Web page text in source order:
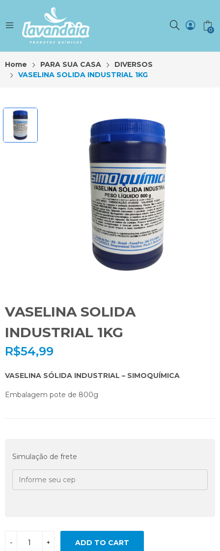
0
Home PARA SUA CASA
DIVERSOS
VASELINA SOLIDA INDUSTRIAL 1KG
VASELINA SOLIDA
INDUSTRIAL 1KG
R$54,99
VASELINA SÓLIDA INDUSTRIAL – SIMOQUÍMICA
Embalagem pote de 800g
Simulação de frete
ADD TO CART